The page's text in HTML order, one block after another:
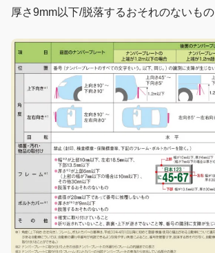
厚さ9mm以下/脱落するおそれのないもの